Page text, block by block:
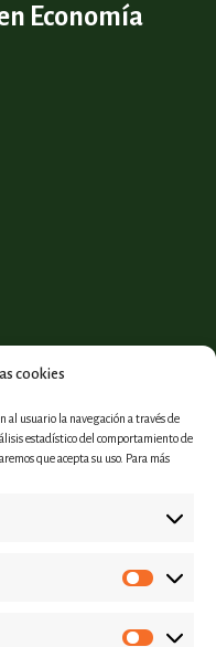
cookies
al usuario la navegación a través de
estadístico del comportamiento de
que acepta su uso. Para más
Economía